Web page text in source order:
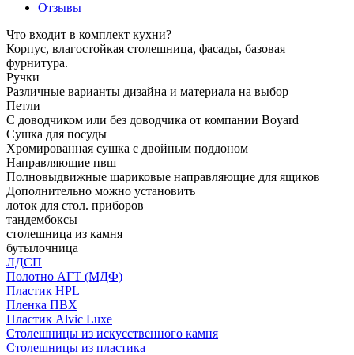
Отзывы
Что входит в комплект кухни?
Корпус, влагостойкая столешница, фасады, базовая
фурнитура.
Ручки
Различные варианты дизайна и материала на выбор
Петли
С доводчиком или без доводчика от компании Boyard
Сушка для посуды
Хромированная сушка с двойным поддоном
Направляющие пвш
Полновыдвижные шариковые направляющие для ящиков
Дополнительно можно установить
лоток для стол. приборов
тандембоксы
столешница из камня
бутылочница
ЛДСП
Полотно АГТ (МДФ)
Пластик HPL
Пленка ПВХ
Пластик Alvic Luxe
Столешницы из искусственного камня
Столешницы из пластика